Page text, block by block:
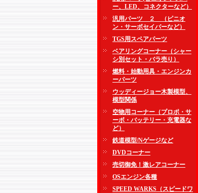
ー、LED、コネクターなど）
汎用パーツ ２ （ピニオ
ン・サーボセイバーなど）
TGS用スペアパーツ
ベアリングコーナー（シャー
シ別セット・バラ売り）
燃料・始動用具・エンジンカ
ーパーツ
ウッディージョー木製模型、
模型関係
空物用コーナー（プロポ・サ
ーボ・バッテリー・充電器な
ど）
鉄道模型/Nゲージなど
DVDコーナー
売切御免！激レアコーナー
OSエンジン各種
SPEED WARKS（スピードワ